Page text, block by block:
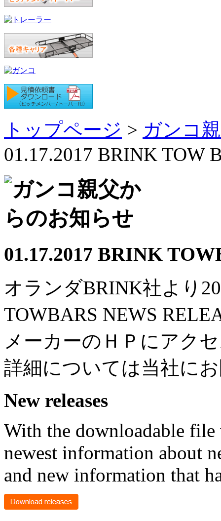
トップページ > ガンコ
01.17.2017 BRINK TOW
01.17.2017 BRINK
オランダBRINK社より
TOWBARS NEWS
メーカーのＨＰにアク
詳細については当社に
New releases
With the downloadable
newest information about
and new information that